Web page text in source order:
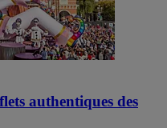
authentiques des